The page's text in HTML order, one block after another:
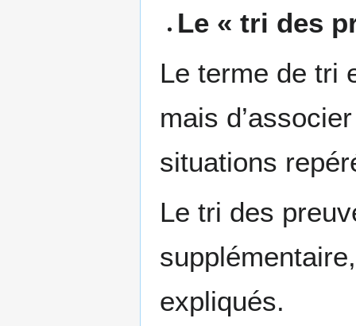
Le « tri des
Le terme de tri
mais
situations
Le tri des
expliqués.